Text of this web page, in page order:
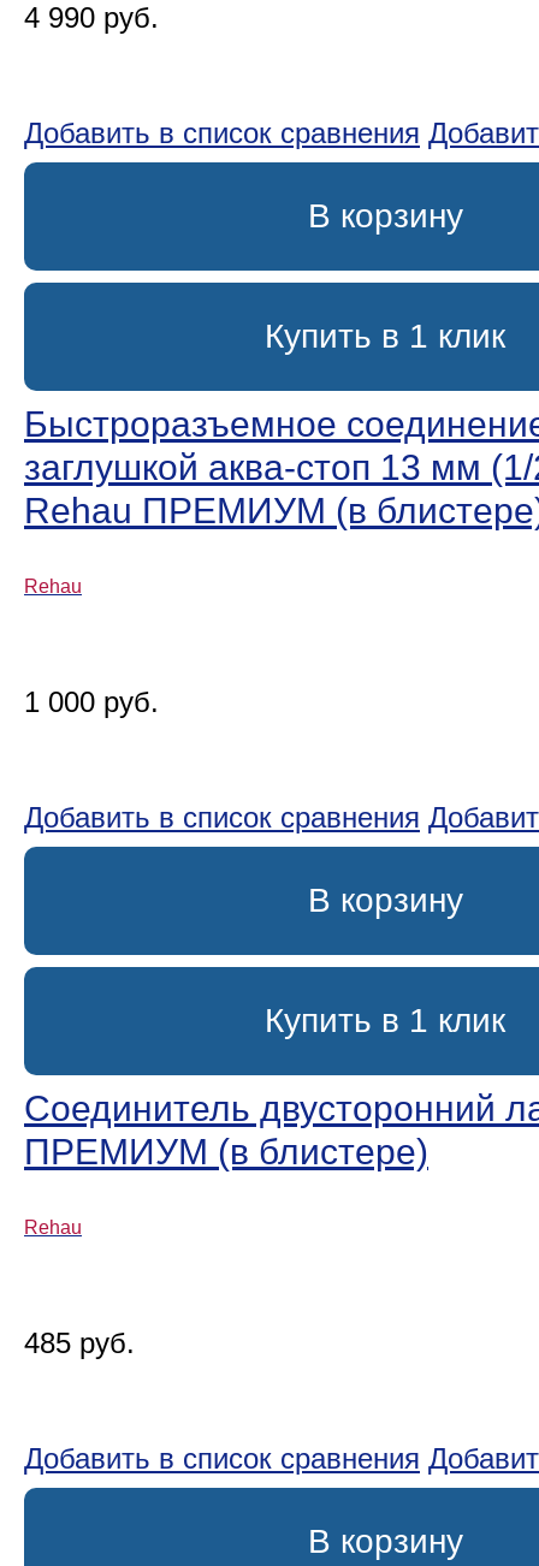
4 990 руб.
Добавить в список сравнения
В корзину
Купить в 1 клик
Быстроразъемное
заглушкой аква-стоп 13 мм (1/
Rehau ПРЕМИУМ (в
Rehau
1 000 руб.
Добавить в список сравнения
В корзину
Купить в 1 клик
Соединитель двусторонний
ПРЕМИУМ (в блистере)
Rehau
485 руб.
Добавить в список сравнения
В корзину